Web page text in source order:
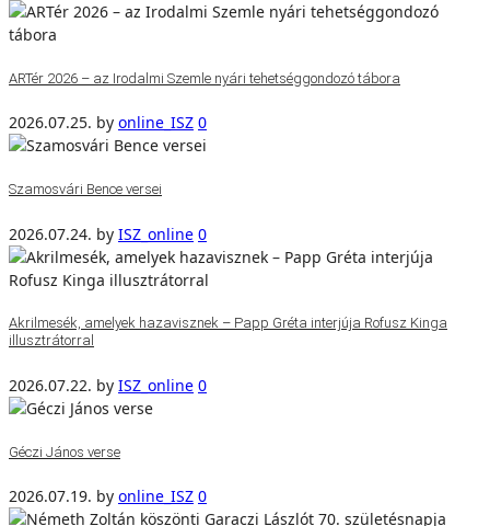
ARTér 2026 – az Irodalmi Szemle nyári tehetséggondozó tábora
2026.07.25. by online_ISZ 0
Szamosvári Bence versei
2026.07.24. by ISZ_online 0
Akrilmesék, amelyek hazavisznek – Papp Gréta interjúja Rofusz Kinga
illusztrátorral
2026.07.22. by ISZ_online 0
Géczi János verse
2026.07.19. by online_ISZ 0